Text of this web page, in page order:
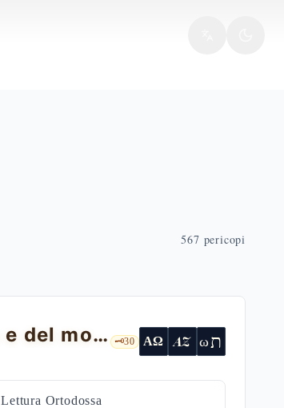
567 pericopi
Discorso escatologico: la fine di Gerusalemme e del mondo 🗝️30 ΑΩ AZ ωת
Lettura Ortodossa